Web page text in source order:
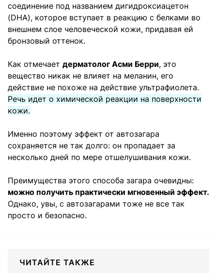
соединение под названием дигидроксиацетон
(DHA), которое вступает в реакцию с белками во
внешнем слое человеческой кожи, придавая ей
бронзовый оттенок.
Как отмечает дерматолог Асми Берри, это
вещество никак не влияет на меланин, его
действие не похоже на действие ультрафиолета.
Речь идет о химической реакции на поверхности
кожи.
Именно поэтому эффект от автозагара
сохраняется не так долго: он пропадает за
несколько дней по мере отшелушивания кожи.
Преимущества этого способа загара очевидны:
можно получить практически мгновенный эффект.
Однако, увы, с автозагарами тоже не все так
просто и безопасно.
ЧИТАЙТЕ ТАКЖЕ